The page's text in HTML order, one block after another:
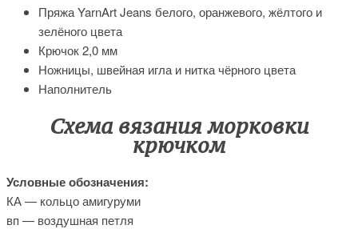
Пряжа YarnArt Jeans белого, оранжевого, жёлтого и
зелёного цвета
Крючок 2,0 мм
Ножницы, швейная игла и нитка чёрного цвета
Наполнитель
Схема вязания морковки
крючком
Условные обозначения:
КА — кольцо амигуруми
вп — воздушная петля